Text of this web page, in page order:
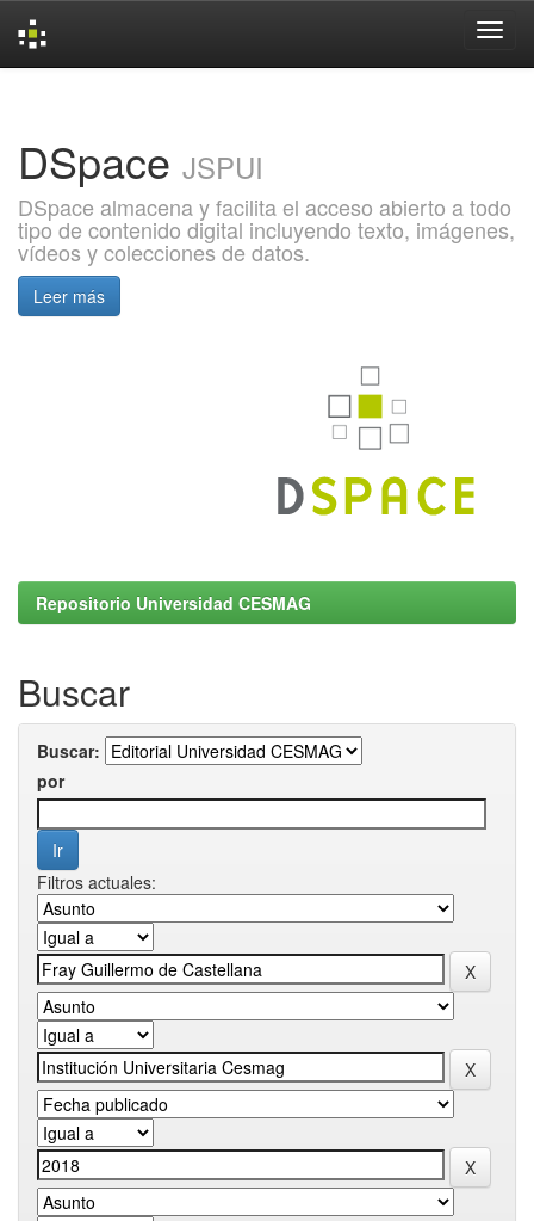
DSpace JSPUI
DSpace almacena y facilita el acceso abierto a todo
tipo de contenido digital incluyendo texto, imágenes,
vídeos y colecciones de datos.
Leer más
Repositorio Universidad CESMAG
Buscar
Buscar:
por
Filtros actuales: